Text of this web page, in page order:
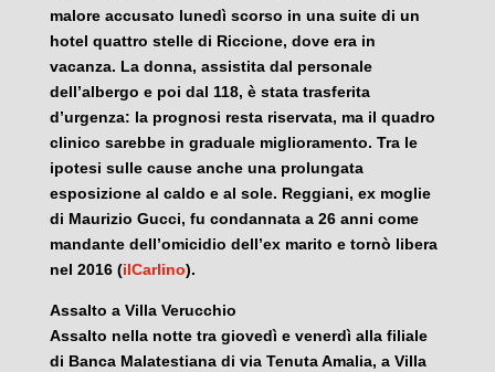
malore accusato lunedì scorso in una suite di un
hotel quattro stelle di Riccione, dove era in
vacanza. La donna, assistita dal personale
dell’albergo e poi dal 118, è stata trasferita
d’urgenza: la prognosi resta riservata, ma il quadro
clinico sarebbe in graduale miglioramento. Tra le
ipotesi sulle cause anche una prolungata
esposizione al caldo e al sole. Reggiani, ex moglie
di Maurizio Gucci, fu condannata a 26 anni come
mandante dell’omicidio dell’ex marito e tornò libera
nel 2016 (ilCarlino).
Assalto a Villa Verucchio
Assalto nella notte tra giovedì e venerdì alla filiale
di Banca Malatestiana di via Tenuta Amalia, a Villa